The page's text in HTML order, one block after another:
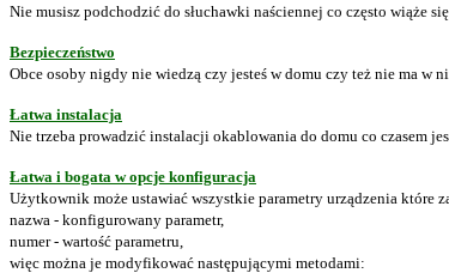
Nie musisz podchodzić do słuchawki naściennej co często wiąże
Bezpieczeństwo
Obce osoby nigdy nie wiedzą czy jesteś w domu czy też nie ma w
Łatwa instalacja
Nie trzeba prowadzić instalacji okablowania do domu co czasem
Łatwa i bogata w opcje konfiguracja
Użytkownik może ustawiać wszystkie parametry urządzenia które
nazwa - konfigurowany parametr,
numer - wartość parametru,
więc można je modyfikować następującymi metodami: